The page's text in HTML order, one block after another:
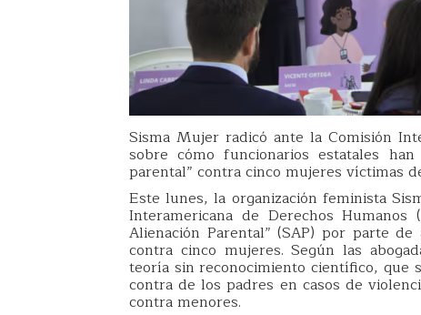
Sisma Mujer radicó ante la Comisión
sobre cómo funcionarios estatales
parental” contra cinco mujeres víctimas
Este lunes, la organización feminista
Interamericana de Derechos
Alienación Parental” (SAP) por parte
contra cinco mujeres. Según las
teoría sin reconocimiento científico, que
contra de los padres en casos de
contra menores.